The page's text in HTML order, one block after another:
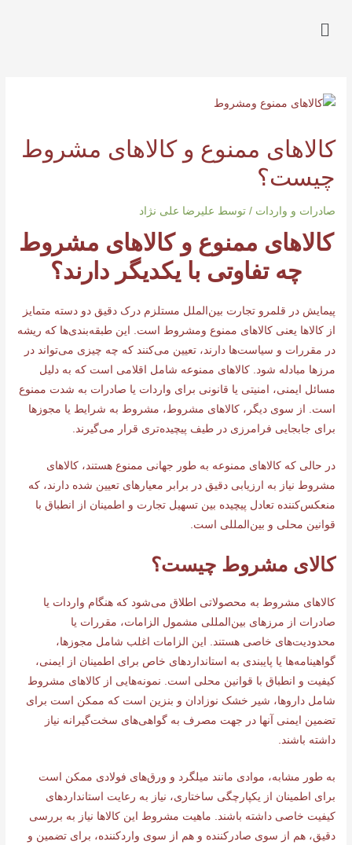
کالاهای ممنوع و کالاهای مشروط
چیست؟
صادرات و واردات / توسط علیرضا علی نژاد
کالاهای ممنوع و کالاهای مشروط
چه تفاوتی با یکدیگر دارند؟
پیمایش در قلمرو تجارت بین‌الملل مستلزم درک دقیق دو دسته متمایز
از کالاها یعنی کالاهای ممنوع ومشروط است. این طبقه‌بندی‌ها که ریشه
در مقررات و سیاست‌ها دارند، تعیین می‌کنند که چه چیزی می‌تواند در
مرزها مبادله شود. کالاهای ممنوعه شامل اقلامی است که به دلیل
مسائل ایمنی، امنیتی یا قانونی برای واردات یا صادرات به شدت ممنوع
است. از سوی دیگر، کالاهای مشروط، مشروط به شرایط یا مجوزها
برای جابجایی فرامرزی در طیف پیچیده‌تری قرار می‌گیرند.
در حالی که کالاهای ممنوعه به طور جهانی ممنوع هستند، کالاهای
مشروط نیاز به ارزیابی دقیق در برابر معیارهای تعیین شده دارند، که
منعکس‌کننده تعادل پیچیده بین تسهیل تجارت و اطمینان از انطباق با
قوانین محلی و بین‌المللی است.
کالای مشروط چیست؟
کالاهای مشروط به محصولاتی اطلاق می‌شود که هنگام واردات یا
صادرات از مرزهای بین‌المللی مشمول الزامات، مقررات یا
محدودیت‌های خاصی هستند. این الزامات اغلب شامل مجوزها،
گواهینامه‌ها یا پایبندی به استانداردهای خاص برای اطمینان از ایمنی،
کیفیت و انطباق با قوانین محلی است. نمونه‌هایی از کالاهای مشروط
شامل داروها، شیر خشک نوزادان و بنزین است که ممکن است برای
تضمین ایمنی آنها در جهت مصرف به گواهی‌های سخت‌گیرانه نیاز
داشته باشند.
به طور مشابه، موادی مانند میلگرد و ورق‌های فولادی ممکن است
برای اطمینان از یکپارچگی ساختاری، نیاز به رعایت استانداردهای
کیفیت خاصی داشته باشند. ماهیت مشروط این کالاها نیاز به بررسی
دقیق، هم از سوی صادرکننده و هم از سوی واردکننده، برای تضمین و